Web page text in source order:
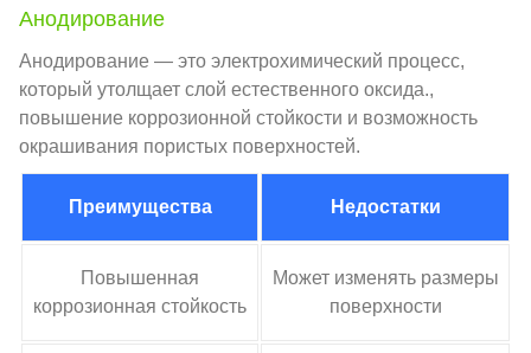
Анодирование
Анодирование — это электрохимический процесс,
который утолщает слой естественного оксида.,
повышение коррозионной стойкости и возможность
окрашивания пористых поверхностей.
Преимущества Недостатки
Повышенная
коррозионная стойкость
Может изменять размеры
поверхности